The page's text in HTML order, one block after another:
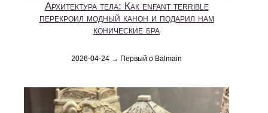
Архитектура тела: Как enfant terrible
перекроил модный канон и подарил нам
конические бра
2026-04-24 → Первый о Balmain